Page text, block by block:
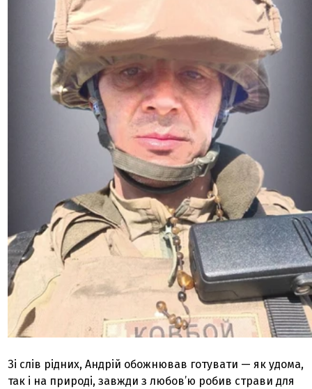
Зі слів рідних, Андрій обожнював готувати — як удома,
так і на природі, завжди з любов’ю робив страви для